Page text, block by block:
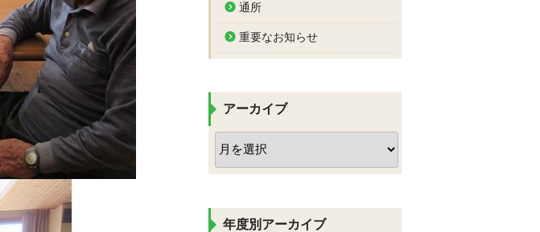
通所
重要なお知らせ
アーカイブ
ア
カ
年度別アーカイブ